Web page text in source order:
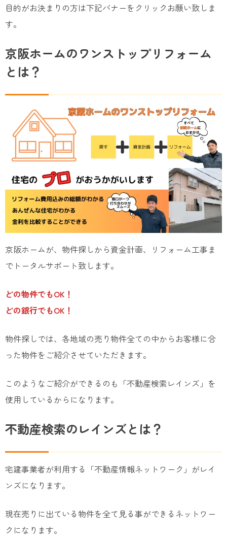
目的がお決まりの方は下記バナーをクリックお願い致しま
す。
京阪ホームのワンストップリフォーム
とは？
京阪ホームが、物件探しから資金計画、リフォーム工事ま
でトータルサポート致します。
どの物件でもOK！
どの銀行でもOK！
物件探しでは、各地域の売り物件全ての中からお客様に合
った物件をご紹介させていただきます。
このようなご紹介ができるのも「不動産検索レインズ」を
使用しているからになります。
不動産検索のレインズとは？
宅建事業者が利用する「不動産情報ネットワーク」がレイ
ンズになります。
現在売りに出ている物件を全て見る事ができるネットワー
クになります。